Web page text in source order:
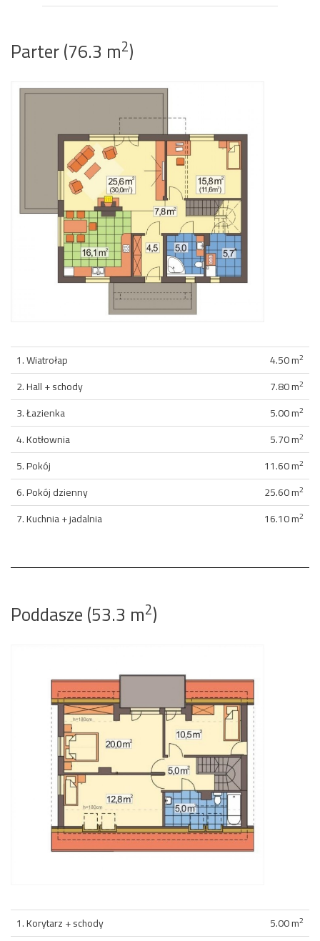
Parter (76.3 m2)
1. Wiatrołap 4.50 m2
2. Hall + schody 7.80 m2
3. Łazienka 5.00 m2
4. Kotłownia 5.70 m2
5. Pokój 11.60 m2
6. Pokój dzienny 25.60 m2
7. Kuchnia + jadalnia 16.10 m2
Poddasze (53.3 m2)
1. Korytarz + schody 5.00 m2